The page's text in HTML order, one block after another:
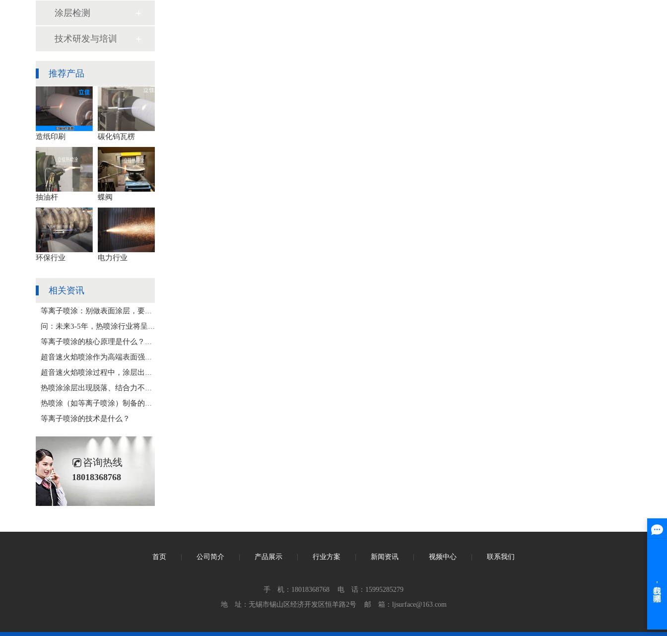
涂层检测
技术研发与培训
推荐产品
造纸印刷 碳化钨瓦楞
抽油杆 蝶阀
环保行业 电力行业
相关资讯
等离子喷涂：别做表面涂层，要做工件性能重构核心
问：未来3-5年，热喷涂行业将呈现哪些发展趋势，面临哪些机遇与挑战，整体发展方向如何？
等离子喷涂的核心原理是什么？在工业零部件表面强化中，选用与操作时需重点关注哪些要点，才能保障涂层质量、提升零部件使用寿命？
超音速火焰喷涂作为高端表面强化核心工艺，广泛用于机械零部件耐磨、防腐涂层制备，很多企业应用中常出现涂层结合力差、脱落、孔隙率超标等问题，误以为是喷涂材料质量不佳，结合其工艺特性，核心原因是什么？该如何
超音速火焰喷涂过程中，涂层出现结合强度不足、孔隙率超标及性能不均的核心诱因是什么？如何结合喷涂机理优化工艺参数提升涂层质量？
热喷涂涂层出现脱落、结合力不足的问题，核心成因及改进措施是什么？
热喷涂（如等离子喷涂）制备的耐磨涂层，常出现“室温结合良好、高温服役后剥离”的问题，常规的喷砂粗化预处理为何无法规避？“梯度界面+微晶合金过渡层”方案的核心突破点是什么？
等离子喷涂的技术是什么？
咨询热线
18018368768
首页 公司简介 产品展示 行业方案 新闻资讯 视频中心 联系我们
手 机：18018368768 电 话：15995285279
地 址：无锡市锡山区经济开发区恒羊路2号 邮 箱：ljsurface@163.com